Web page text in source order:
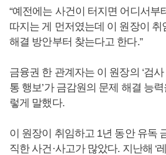
“예전에는 사건이 터지면 어디서부
따지는 게 먼저였는데 이 원장이 취
해결 방안부터 찾는다고 한다.”
금융권 한 관계자는 이 원장의 ‘검사
통 행보’가 금감원의 문제 해결 능
렇게 말했다.
이 원장이 취임하고 1년 동안 유독
직한 사건·사고가 많았다. 지난해 ‘